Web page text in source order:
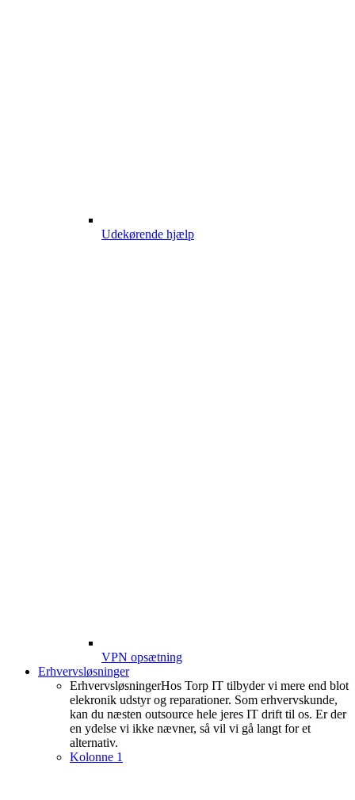
Udekørende hjælp
VPN opsætning
Erhvervsløsninger
ErhvervsløsningerHos Torp IT tilbyder vi mere end blot
elekronik udstyr og reparationer. Som erhvervskunde,
kan du næsten outsource hele jeres IT drift til os. Er der
en ydelse vi ikke nævner, så vil vi gå langt for et
alternativ.
Kolonne 1